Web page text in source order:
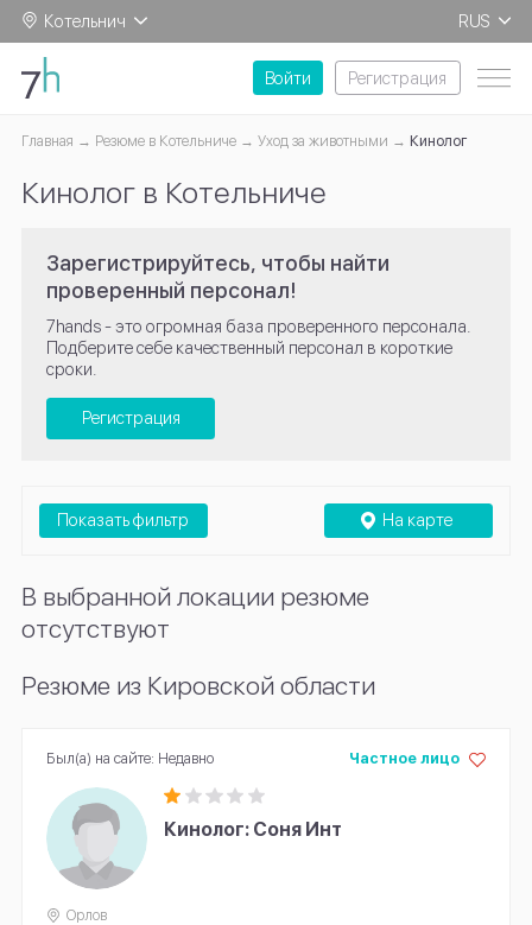
Котельнич
RUS
EN
Войти
Регистрация
Главная Резюме в Котельниче Уход за животными Кинолог
Кинолог в Котельниче
Зарегистрируйтесь, чтобы найти
проверенный персонал!
7hands - это огромная база проверенного персонала.
Подберите себе качественный персонал в короткие
сроки.
Регистрация
На карте
Показать фильтр
В выбранной локации резюме
отсутствуют
Резюме из Кировской области
Кинолог: Соня Инт
Частное лицо
Орлов
Был(а) на сайте: Недавно